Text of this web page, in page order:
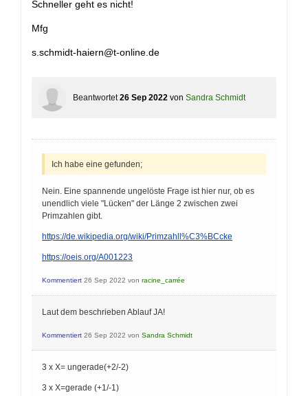
Schneller geht es nicht!
Mfg
s.schmidt-haiern@t-online.de
Beantwortet 26 Sep 2022 von Sandra Schmidt
Ich habe eine gefunden;
Nein. Eine spannende ungelöste Frage ist hier nur, ob es
unendlich viele "Lücken" der Länge 2 zwischen zwei
Primzahlen gibt.
https://de.wikipedia.org/wiki/Primzahll%C3%BCcke
https://oeis.org/A001223
Kommentiert 26 Sep 2022 von racine_carrée
Laut dem beschrieben Ablauf JA!
Kommentiert 26 Sep 2022 von Sandra Schmidt
3 x X= ungerade(+2/-2)
3 x X=gerade (+1/-1)